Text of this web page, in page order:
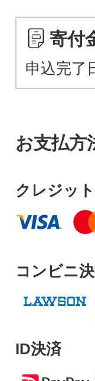
寄付
申込完了
お支払方
クレジッ
コンビニ
ID決済